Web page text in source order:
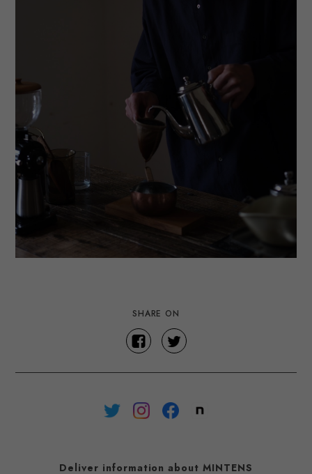
SHARE ON
Deliver information about MINTENS